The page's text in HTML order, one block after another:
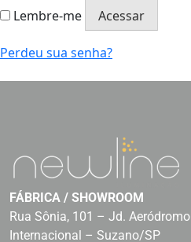
Lembre-me Acessar
Perdeu sua senha?
FÁBRICA / SHOWROOM
Rua Sônia, 101 – Jd. Aeródromo
Internacional – Suzano/SP